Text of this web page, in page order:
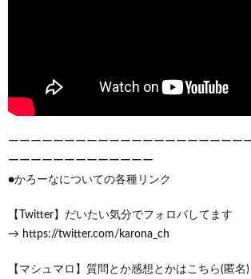
ーーーーーーーーーーーーーーーーーーーーー
ーーーーーーーーーーーーー
●かろーなについての各種リンク
【Twitter】だいたい気分でフォロバしてます
→ https://twitter.com/karona_ch
【マシュマロ】質問とか感想とかはこちら(匿名)